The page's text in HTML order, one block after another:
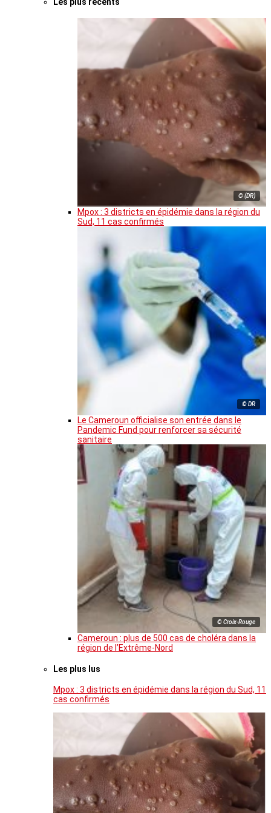
Les plus récents
© (DR)
Mpox : 3 districts en épidémie dans la région du
Sud, 11 cas confirmés
© DR
Le Cameroun officialise son entrée dans le
Pandemic Fund pour renforcer sa sécurité
sanitaire
© Croix-Rouge
Cameroun : plus de 500 cas de choléra dans la
région de l’Extrême-Nord
Les plus lus
Mpox : 3 districts en épidémie dans la région du Sud, 11
cas confirmés